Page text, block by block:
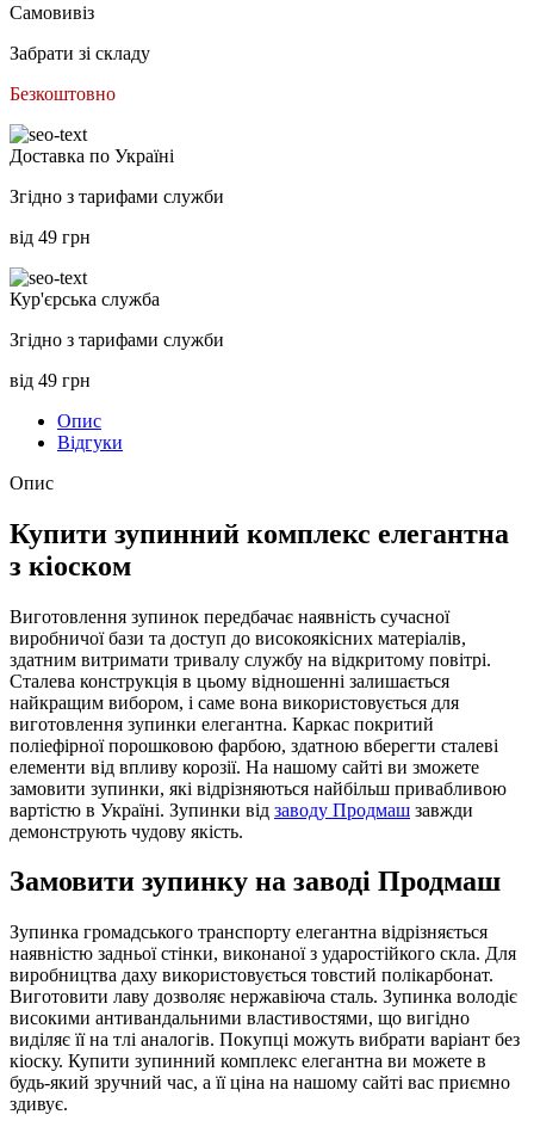
Самовивіз
Забрати зі складу
Безкоштовно
Доставка по Україні
Згідно з тарифами служби
від 49 грн
Кур'єрська служба
Згідно з тарифами служби
від 49 грн
Опис
Відгуки
Опис
Купити зупинний комплекс елегантна
з кіоском
Виготовлення зупинок передбачає наявність сучасної
виробничої бази та доступ до високоякісних матеріалів,
здатним витримати тривалу службу на відкритому повітрі.
Сталева конструкція в цьому відношенні залишається
найкращим вибором, і саме вона використовується для
виготовлення зупинки елегантна. Каркас покритий
поліефірної порошковою фарбою, здатною вберегти сталеві
елементи від впливу корозії. На нашому сайті ви зможете
замовити зупинки, які відрізняються найбільш привабливою
вартістю в Україні. Зупинки від заводу Продмаш завжди
демонструють чудову якість.
Замовити зупинку на заводі Продмаш
Зупинка громадського транспорту елегантна відрізняється
наявністю задньої стінки, виконаної з ударостійкого скла. Для
виробництва даху використовується товстий полікарбонат.
Виготовити лаву дозволяє нержавіюча сталь. Зупинка володіє
високими антивандальними властивостями, що вигідно
виділяє її на тлі аналогів. Покупці можуть вибрати варіант без
кіоску. Купити зупинний комплекс елегантна ви можете в
будь-який зручний час, а її ціна на нашому сайті вас приємно
здивує.